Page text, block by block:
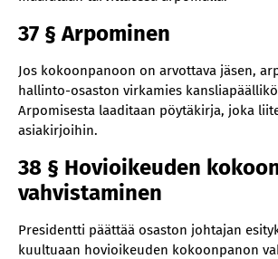
37 § Arpominen
Jos kokoonpanoon on arvottava jäsen,
hallinto-osaston virkamies
Arpomisesta laaditaan pöytäkirja, joka
asiakirjoihin.
38 § Hovioikeuden
vahvistaminen
Presidentti päättää osaston johtajan
kuultuaan hovioikeuden kokoonpanon